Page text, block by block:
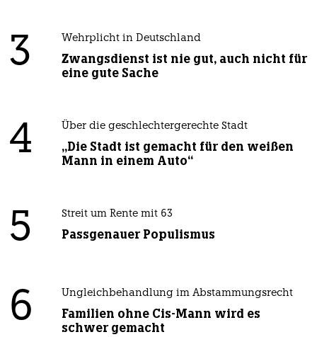
3 Wehrplicht in Deutschland
Zwangsdienst ist nie gut, auch nicht für
eine gute Sache
4 Über die geschlechtergerechte Stadt
„Die Stadt ist gemacht für den weißen
Mann in einem Auto“
5 Streit um Rente mit 63
Passgenauer Populismus
6 Ungleichbehandlung im Abstammungsrecht
Familien ohne Cis-Mann wird es
schwer gemacht